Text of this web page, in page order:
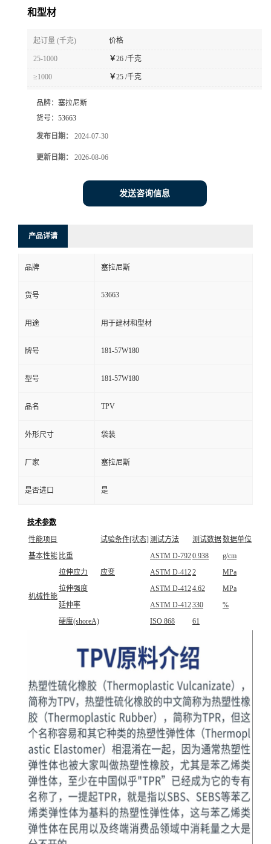
和型材
起订量 (千克) 价格
25-1000 ￥26 /千克
≥1000 ￥25 /千克
品牌： 塞拉尼斯
货号： 53663
发布日期： 2024-07-30
更新日期： 2026-08-06
发送咨询信息
产品详请
品牌 塞拉尼斯
货号 53663
用途 用于建材和型材
牌号 181-57W180
型号 181-57W180
品名 TPV
外形尺寸 袋装
厂家 塞拉尼斯
是否进口 是
技术参数
性能项目
试验条件[状态] 测试方法 测试数据数据单位
基本性能 比重 ASTM D-7920.938 g/cm
机械性能
拉伸应力 应变 ASTM D-4122
MPa
拉伸强度
ASTM D-4124.62
MPa
延伸率
ASTM D-412330
%
硬度(shoreA)
ISO 868 61